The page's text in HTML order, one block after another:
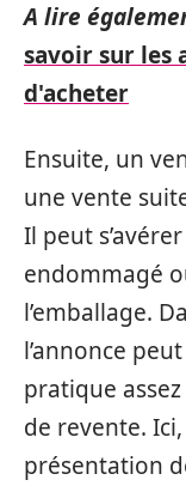
A lire
savoir sur les
d'acheter
Ensuite, un
une vente
Il peut
endommagé
l’emballage.
l’annonce
pratique
de revente.
présentation